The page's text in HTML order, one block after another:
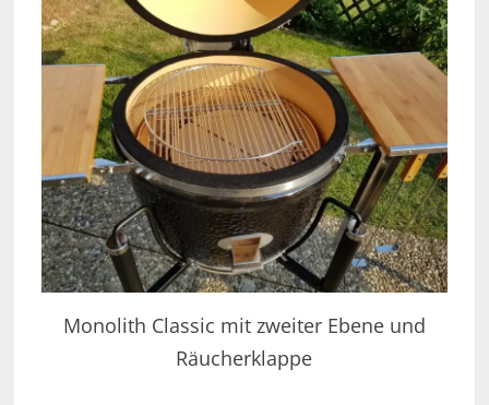
Monolith Classic mit zweiter Ebene und
Räucherklappe